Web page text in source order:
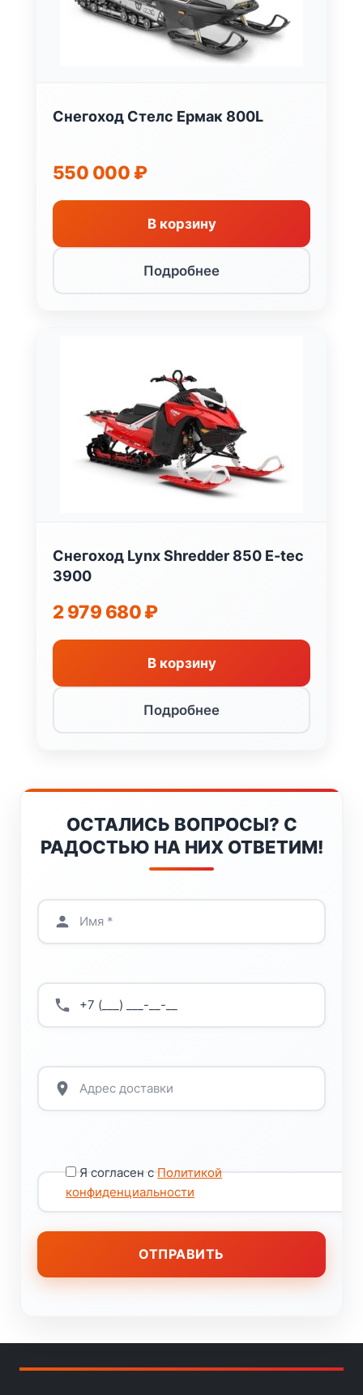
Снегоход Стелс Ермак 800L
550 000 ₽
В корзину
Подробнее
Снегоход Lynx Shredder 850 E-tec
3900
2 979 680₽
В корзину
Подробнее
ОСТАЛИСЬ ВОПРОСЫ? С
РАДОСТЬЮ НА НИХ ОТВЕТИМ!
Я согласен сПолитикой
конфиденциальности